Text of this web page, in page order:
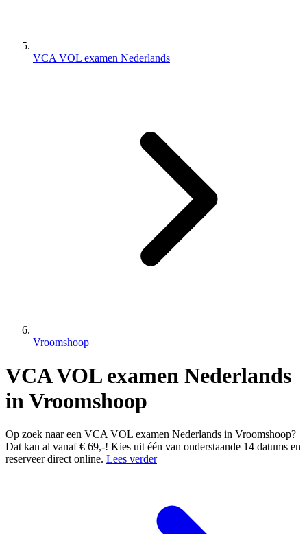
VCA VOL examen Nederlands
Vroomshoop
VCA VOL examen Nederlands
in Vroomshoop
Op zoek naar een VCA VOL examen Nederlands in Vroomshoop?
Dat kan al vanaf € 69,-! Kies uit één van onderstaande 14 datums en
reserveer direct online. Lees verder